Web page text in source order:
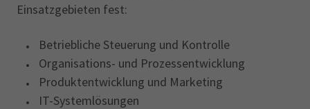
Einsatzgebieten fest:
Betriebliche Steuerung und Kontrolle
Organisations- und Prozessentwicklung
Produktentwicklung und Marketing
IT-Systemlösungen